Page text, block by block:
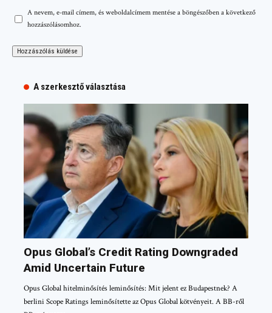
A nevem, e-mail címem, és weboldalcímem mentése a böngészőben a következő
hozzászólásomhoz.
A szerkesztő választása
Opus Global’s Credit Rating Downgraded
Amid Uncertain Future
Opus Global hitelminősítés leminősítés: Mit jelent ez Budapestnek? A
berlini Scope Ratings leminősítette az Opus Global kötvényeit. A BB-ről